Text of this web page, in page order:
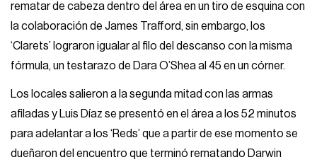
rematar de cabeza dentro del área en un tiro de esquina con
la colaboración de James Trafford, sin embargo, los
‘Clarets’ lograron igualar al filo del descanso con la misma
fórmula, un testarazo de Dara O’Shea al 45 en un córner.
Los locales salieron a la segunda mitad con las armas
afiladas y Luis Díaz se presentó en el área a los 52 minutos
para adelantar a los ‘Reds’ que a partir de ese momento se
dueñaron del encuentro que terminó rematando Darwin